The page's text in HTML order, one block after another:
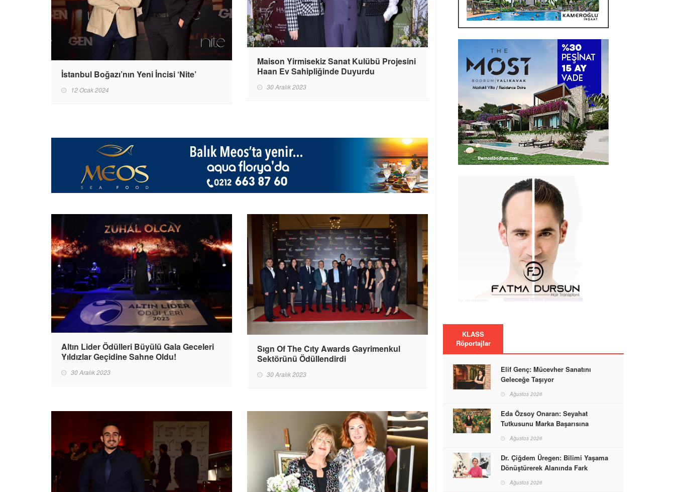
İstanbul Boğazı’nın Yeni İncisi ‘Nite’
12 Ocak 2024
Maison Yirmisekiz Sanat Kulübü Projesini
Haan Ev Sahipliğinde Duyurdu
30 Aralık 2023
Altın Lider Ödülleri Büyülü Gala Geceleri
Yıldızlar Geçidine Sahne Oldu!
30 Aralık 2023
Sıgn Of The Cıty Awards Gayrimenkul
Sektörünü Ödüllendirdi
30 Aralık 2023
KLASS
Röportajlar
Elif Genç: Mücevher Sanatını
Geleceğe Taşıyor
Ağustos 2026
Eda Özsoy Onaran: Seyahat
Tutkusunu Marka Başarısına
Ağustos 2026
Dr. Çiğdem Üregen: Bilimi Yaşama
Dönüştürerek Alanında Fark
Ağustos 2026